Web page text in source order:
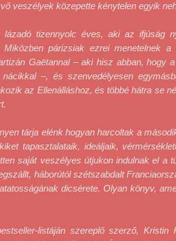
veszélyek közepette kénytelen egyik
lázadó tizennyolc éves, aki az ifjúság
párizsiak ezrei menetelnek a
Gaëtannal ‒ aki hisz abban, hogy
nácikkal ‒, és szenvedélyesen
az Ellenálláshoz, és többé hátra se
tárja elénk hogyan harcoltak a
tapasztalataik, ideáljaik,
saját veszélyes útjukon indulnak el a
háborútól szétszabdalt
dicsérete. Olyan könyv,
listáján szereplő szerző, Kristin